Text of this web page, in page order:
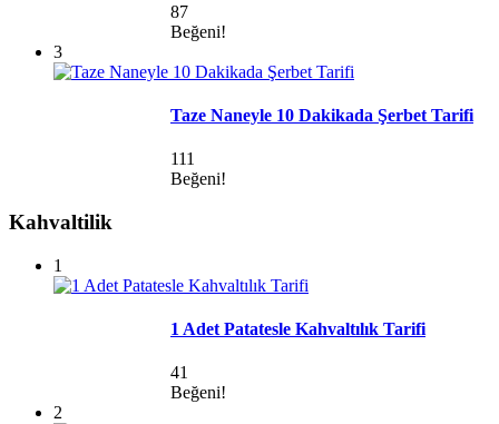
87
Beğeni!
3
Taze Naneyle 10 Dakikada Şerbet Tarifi
111
Beğeni!
Kahvaltilik
1
1 Adet Patatesle Kahvaltılık Tarifi
41
Beğeni!
2